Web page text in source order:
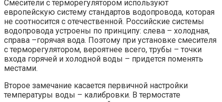
Смесители с терморегулятором используют
европейскую систему стандартов водопровода, которая
не соотносится с отечественной. Российские системы
водопровода устроены по принципу: слева – холодная,
справа –горячая вода. Поэтому при установке смесителя
с терморегулятором, вероятнее всего, трубы – точки
входа горячей и холодной воды – придется поменять
местами.
Второе замечание касается первичной настройки
температуры воды – калибровки. В термостате